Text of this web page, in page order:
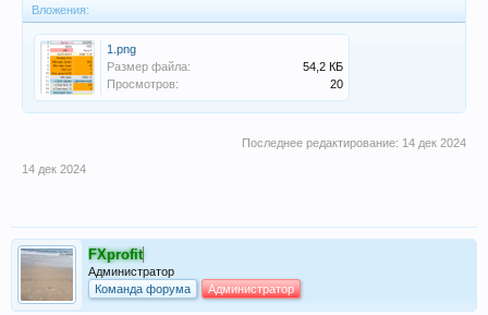
Вложения:
1.png
Размер файла:
54,2 КБ
Просмотров:
20
Последнее редактирование: 14 дек 2024
14 дек 2024
FXprofit
Администратор
Команда форума
Администратор